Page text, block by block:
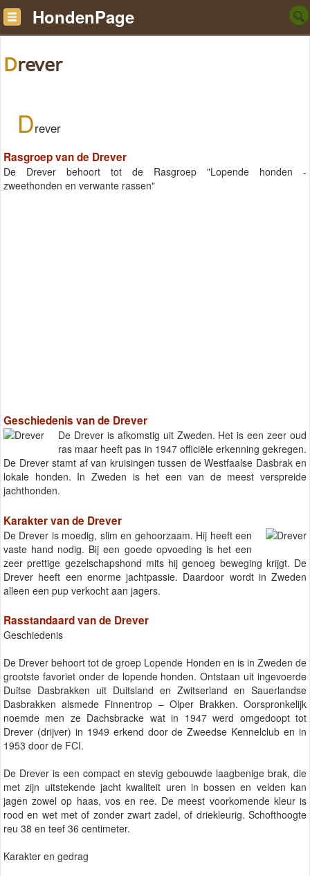
HondenPage
Drever
Drever
Rasgroep van de Drever
De Drever behoort tot de Rasgroep "Lopende honden -
zweethonden en verwante rassen"
Geschiedenis van de Drever
De Drever is afkomstig uit Zweden. Het is een zeer oud
ras maar heeft pas in 1947 officiële erkenning gekregen.
De Drever stamt af van kruisingen tussen de Westfaalse Dasbrak en
lokale honden. In Zweden is het een van de meest verspreide
jachthonden.
Karakter van de Drever
De Drever is moedig, slim en gehoorzaam. Hij heeft een
vaste hand nodig. Bij een goede opvoeding is het een
zeer prettige gezelschapshond mits hij genoeg beweging krijgt. De
Drever heeft een enorme jachtpassie. Daardoor wordt in Zweden
alleen een pup verkocht aan jagers.
Rasstandaard van de Drever
Geschiedenis
De Drever behoort tot de groep Lopende Honden en is in Zweden de
grootste favoriet onder de lopende honden. Ontstaan uit ingevoerde
Duitse Dasbrakken uit Duitsland en Zwitserland en Sauerlandse
Dasbrakken alsmede Finnentrop – Olper Brakken. Oorspronkelijk
noemde men ze Dachsbracke wat in 1947 werd omgedoopt tot
Drever (drijver) in 1949 erkend door de Zweedse Kennelclub en in
1953 door de FCI.
De Drever is een compact en stevig gebouwde laagbenige brak, die
met zijn uitstekende jacht kwaliteit uren in bossen en velden kan
jagen zowel op haas, vos en ree. De meest voorkomende kleur is
rood en wet met of zonder zwart zadel, of driekleurig. Schofthoogte
reu 38 en teef 36 centimeter.
Karakter en gedrag